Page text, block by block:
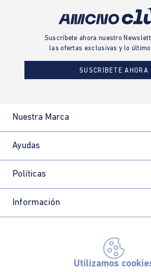
Utilizamos
Suscríbete ahora nuestro
las ofertas exclusivas y lo último
SUSCRÍBETE AHORA
Nuestra Marca
Ayudas
Políticas
Información